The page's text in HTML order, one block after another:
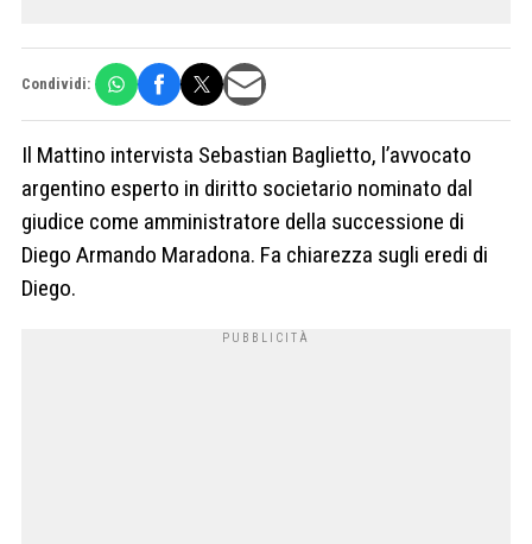
Condividi:
Il Mattino intervista Sebastian Baglietto, l’avvocato
argentino esperto in diritto societario nominato dal
giudice come amministratore della successione di
Diego Armando Maradona. Fa chiarezza sugli eredi di
Diego.